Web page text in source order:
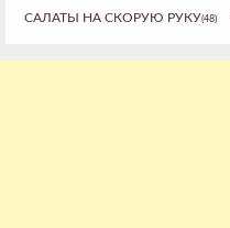
САЛАТЫ НА СКОРУЮ РУКУ(48)